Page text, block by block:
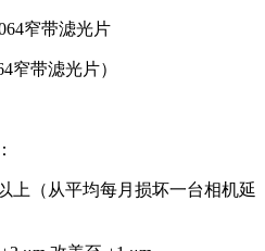
窄带滤光片）
上（从平均每月损坏一台相机延